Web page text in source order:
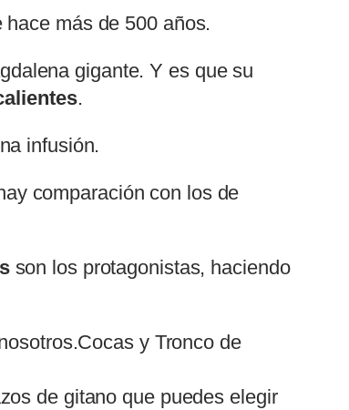
más de 500 años.
gigante. Y es que su
.
infusión.
comparación con los de
son los protagonistas, haciendo
y Tronco de
de gitano que puedes elegir